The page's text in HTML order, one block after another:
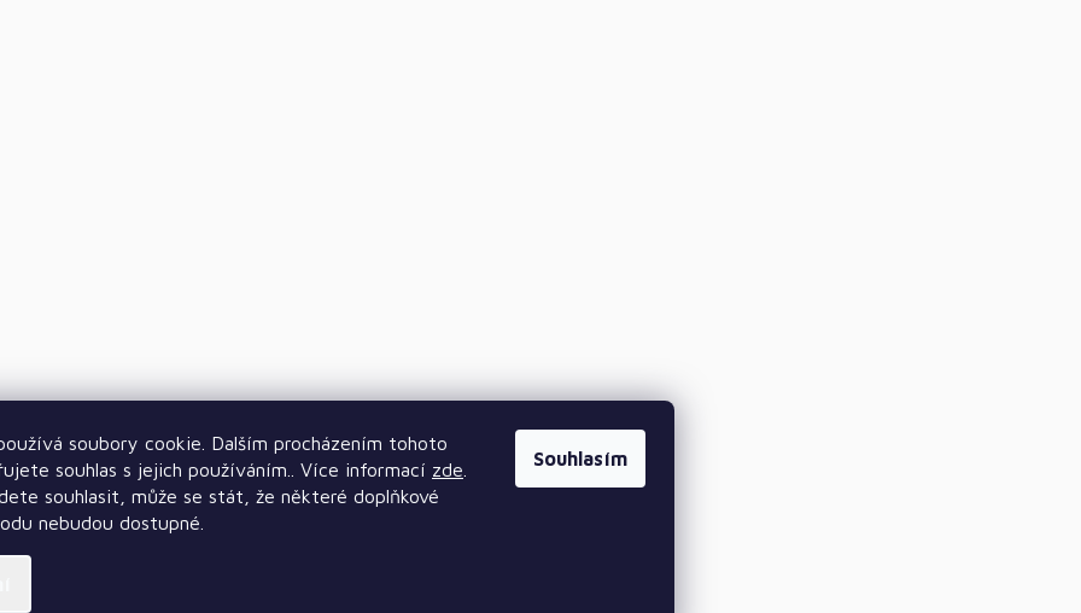
soubory cookie. Dalším procházením tohoto
souhlas s jejich používáním.. Více informací zde
souhlasit, může se stát, že některé doplňkové
nebudou dostupné.
Souhlasím